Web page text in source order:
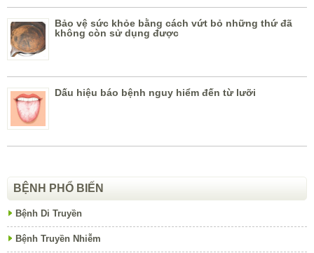
Bảo vệ sức khỏe bằng cách vứt bỏ những thứ đã
không còn sử dụng được
Dấu hiệu báo bệnh nguy hiểm đến từ lưỡi
BỆNH PHỔ BIẾN
Bệnh Di Truyền
Bệnh Truyền Nhiễm